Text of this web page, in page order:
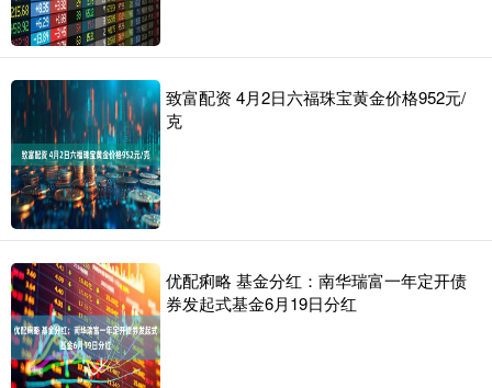
致富配资 4月2日六福珠宝黄金价格952元/
克
优配痢略 基金分红：南华瑞富一年定开债
券发起式基金6月19日分红